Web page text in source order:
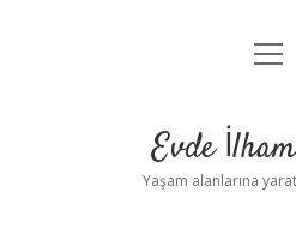
Anasayfa
Yasal
Evde
Yaşam alanlarına